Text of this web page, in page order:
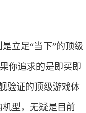
立足“当下”的顶级
你追求的是即买即
验证的顶级游戏体
型，无疑是目前